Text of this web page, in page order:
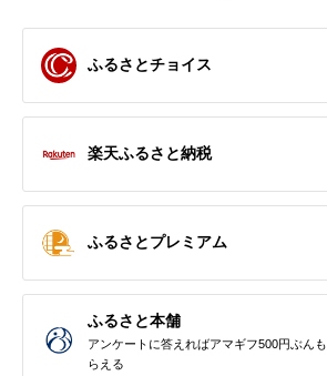
ふるさとチョイス
楽天ふるさと納税
ふるさとプレミアム
ふるさと本舗
アンケートに答えればアマギフ500円ぶんも
らえる